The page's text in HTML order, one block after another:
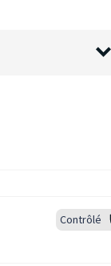
Contrôlé